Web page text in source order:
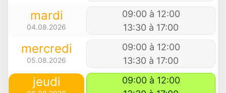
mardi
04.08.2026
09:00 à 12:00
13:30 à 17:00
mercredi
05.08.2026
09:00 à 12:00
13:30 à 17:00
jeudi
09:00 à 12:00